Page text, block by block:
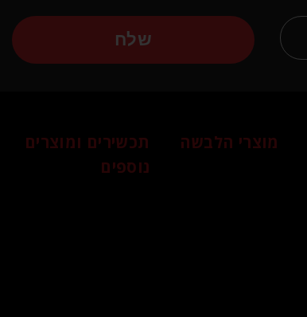
שלח
מוצרי הלבשה
תכשירים ומוצרים
נוספים